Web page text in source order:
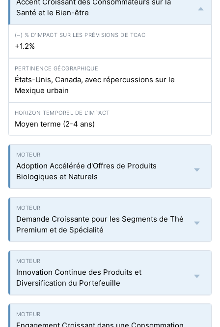
Santé et le Bien-être
+1.2%
États-Unis, Canada, avec répercussions sur le
Mexique urbain
Moyen terme (2-4 ans)
Adoption Accélérée d'Offres de Produits
Biologiques et Naturels
Demande Croissante pour les Segments de Thé
Premium et de Spécialité
Innovation Continue des Produits et
Diversification du Portefeuille